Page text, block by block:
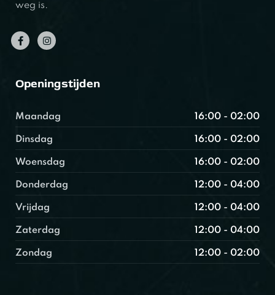
weg is.
Openingstijden
Maandag 16:00 - 02:00
Dinsdag 16:00 - 02:00
Woensdag 16:00 - 02:00
Donderdag 12:00 - 04:00
Vrijdag 12:00 - 04:00
Zaterdag 12:00 - 04:00
Zondag 12:00 - 02:00